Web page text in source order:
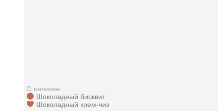
О начинке:
Шоколадный бисквит
Шоколадный крем-чиз